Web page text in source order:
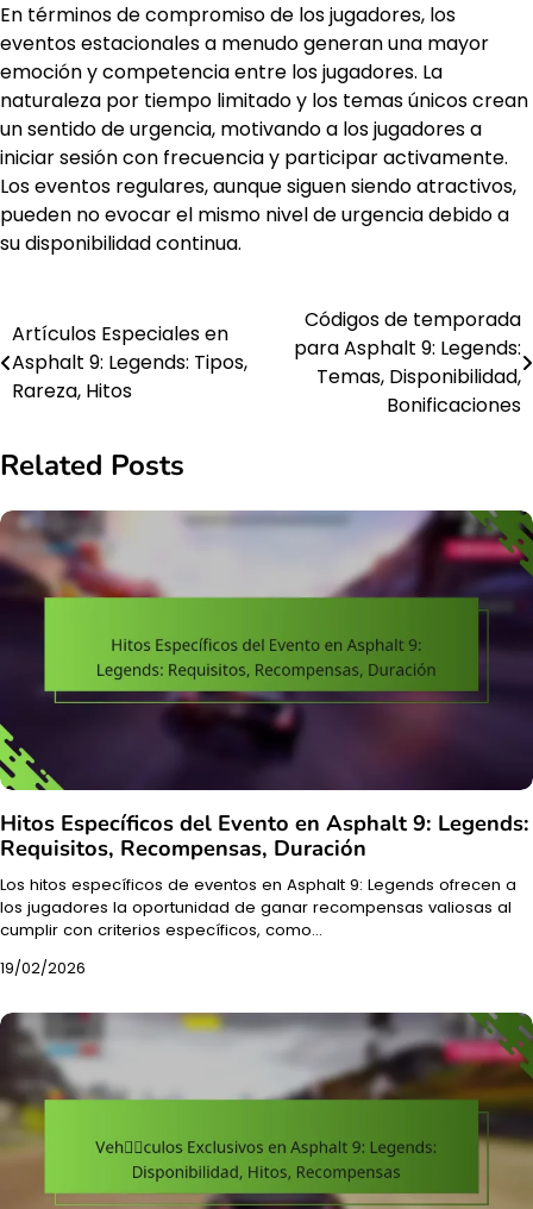
En términos de compromiso de los jugadores, los
eventos estacionales a menudo generan una mayor
emoción y competencia entre los jugadores. La
naturaleza por tiempo limitado y los temas únicos crean
un sentido de urgencia, motivando a los jugadores a
iniciar sesión con frecuencia y participar activamente.
Los eventos regulares, aunque siguen siendo atractivos,
pueden no evocar el mismo nivel de urgencia debido a
su disponibilidad continua.
Post
navigation
Artículos Especiales en
Asphalt 9: Legends: Tipos,
Rareza, Hitos
Códigos de temporada
para Asphalt 9: Legends:
Temas, Disponibilidad,
Bonificaciones
Related Posts
Hitos Específicos del Evento en Asphalt 9: Legends:
Requisitos, Recompensas, Duración
Los hitos específicos de eventos en Asphalt 9: Legends ofrecen a
los jugadores la oportunidad de ganar recompensas valiosas al
cumplir con criterios específicos, como…
19/02/2026